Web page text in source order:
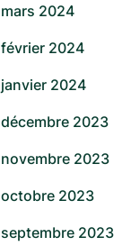
mars 2024
février 2024
janvier 2024
décembre 2023
novembre 2023
octobre 2023
septembre 2023